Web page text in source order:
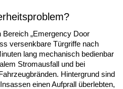
„Emergency Door
versenkbare Türgriffe nach
lang mechanisch bedienbar
Stromausfall und bei
Hintergrund sind
einen Aufprall überlebten,